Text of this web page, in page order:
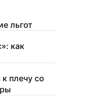
льгот
как
плечу со